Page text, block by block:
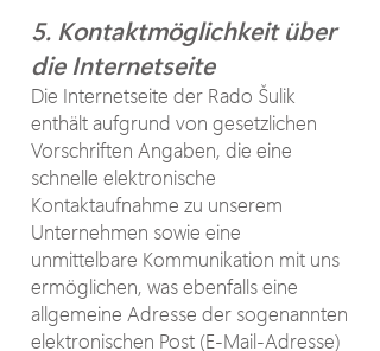
5. Kontaktmöglichkeit über
die Internetseite
Die Internetseite der Rado Šulik
enthält aufgrund von gesetzlichen
Vorschriften Angaben, die eine
schnelle elektronische
Kontaktaufnahme zu unserem
Unternehmen sowie eine
unmittelbare Kommunikation mit uns
ermöglichen, was ebenfalls eine
allgemeine Adresse der sogenannten
elektronischen Post (E-Mail-Adresse)